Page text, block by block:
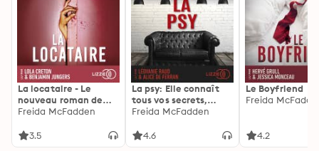
La locataire - Le
nouveau roman de
l'autrice de La femme
Freida McFadden
3.5
La psy: Elle connaît
tous vos secrets,
découvrez les siens ...
Freida McFadden
4.6
Le Boyfriend
Freida
4.2